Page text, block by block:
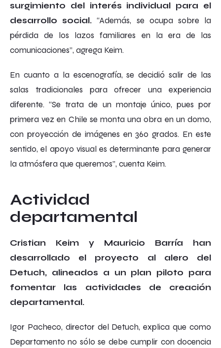
surgimiento del interés individual para el
desarrollo social. “Además, se ocupa sobre la
pérdida de los lazos familiares en la era de las
comunicaciones”, agrega Keim.
En cuanto a la escenografía, se decidió salir de las
salas tradicionales para ofrecer una experiencia
diferente. “Se trata de un montaje único, pues por
primera vez en Chile se monta una obra en un domo,
con proyección de imágenes en 360 grados. En este
sentido, el apoyo visual es determinante para generar
la atmósfera que queremos”, cuenta Keim.
Actividad
departamental
Cristian Keim y Mauricio Barría han
desarrollado el proyecto al alero del
Detuch, alineados a un plan piloto para
fomentar las actividades de creación
departamental.
Igor Pacheco, director del Detuch, explica que como
Departamento no sólo se debe cumplir con docencia